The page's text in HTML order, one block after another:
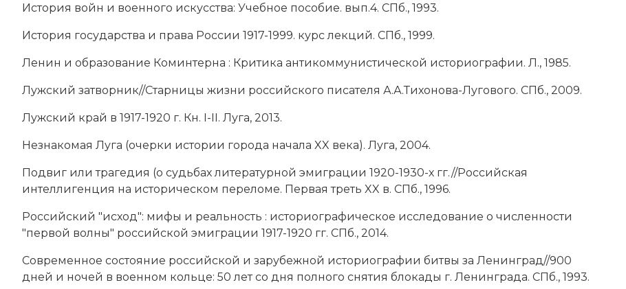
История войн и военного искусства: Учебное пособие. вып.4. СПб., 1993.
История государства и права России 1917-1999. курс лекций. СПб., 1999.
Ленин и образование Коминтерна : Критика антикоммунистической историографии. Л., 1985.
Лужский затворник//Старницы жизни российского писателя А.А.Тихонова-Лугового. СПб., 2009.
Лужский край в 1917-1920 г. Кн. I-II. Луга, 2013.
Незнакомая Луга (очерки истории города начала XX века). Луга, 2004.
Подвиг или трагедия (о судьбах литературной эмиграции 1920-1930-х гг.//Российская
интеллигенция на историческом переломе. Первая треть XX в. СПб., 1996.
Российский "исход": мифы и реальность : историографическое исследование о численности
"первой волны" российской эмиграции 1917-1920 гг. СПб., 2014.
Современное состояние российской и зарубежной историографии битвы за Ленинград//900
дней и ночей в военном кольце: 50 лет со дня полного снятия блокады г. Ленинграда. СПб., 1993.